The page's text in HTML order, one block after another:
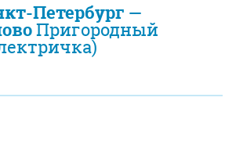
Петербург —
Пригородный